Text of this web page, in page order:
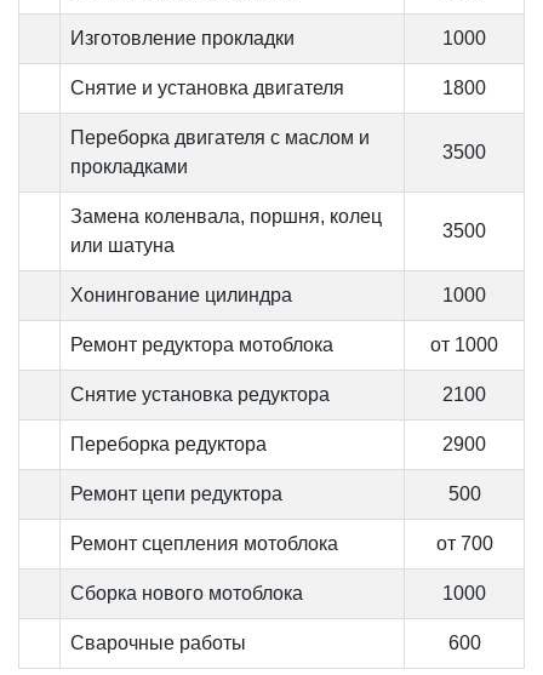
Изготовление прокладки 1000
Снятие и установка двигателя 1800
Переборка двигателя с маслом и
прокладками
3500
Замена коленвала, поршня, колец
или шатуна
3500
Хонингование цилиндра 1000
Ремонт редуктора мотоблока от 1000
Снятие установка редуктора 2100
Переборка редуктора 2900
Ремонт цепи редуктора 500
Ремонт сцепления мотоблока от 700
Сборка нового мотоблока 1000
Сварочные работы 600